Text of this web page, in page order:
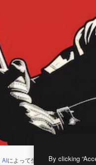
AIによって生成されたものです。
By clicking